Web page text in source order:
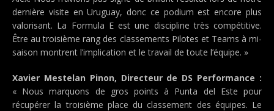
dernière visite en Uruguay, donc ce podium est encore plus
valorisant. La Formula E est une discipline très compétitive.
Être au troisième rang des classements Pilotes et Teams à mi-
saison montrent l’implication et le travail de toute l’équipe. »
Xavier Mestelan Pinon, Directeur de DS Performance :
« Nous marquons de gros points à Punta del Este pour
récupérer la troisième place du classement des équipes. Le